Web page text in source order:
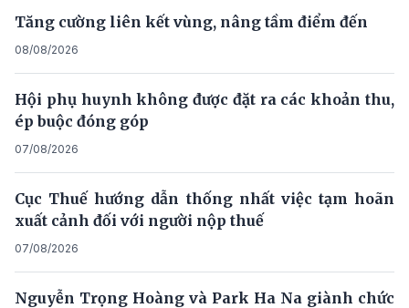
Tăng cường liên kết vùng, nâng tầm điểm đến
08/08/2026
Hội phụ huynh không được đặt ra các khoản thu,
ép buộc đóng góp
07/08/2026
Cục Thuế hướng dẫn thống nhất việc tạm hoãn
xuất cảnh đối với người nộp thuế
07/08/2026
Nguyễn Trọng Hoàng và Park Ha Na giành chức